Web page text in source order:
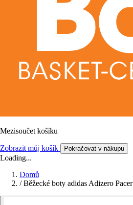
Mezisoučet košíku
Zobrazit můj košík Pokračovat v nákupu
Loading...
Domů
/ Běžecké boty adidas Adizero Pacer